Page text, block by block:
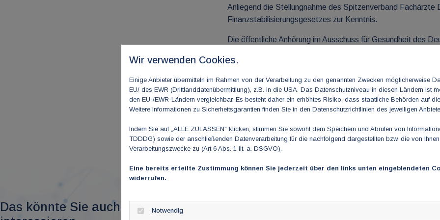
Anliegend die Stellungnahme des Spitzenverband
Finanzstabilisierungsgesetzes zur Kenntnis.
Die öffentliche Anhörung im Ausschuss für Gesundheit des
2022-09-22-spifa-stellungnahme-zum-rege-gkv-finstg-
Das könnte Sie auch
Wir verwenden Cookies.
Einige Anbieter übermitteln im Rahmen von der Verarbeitung zu den genannten Zwecken möglicherweise
EU/ des EWR (Drittlanddatenübermittlung), z.B. in die USA. Das Datenschutzniveau in diesen Ländern ist
den EU-/EWR-Ländern vergleichbar. Es besteht daher ein erhöhtes Risiko, dass staatliche Behörden auf
Weitere Informationen zu Sicherheitsgarantien finden Sie in den Datenschutzrichtlinien des jeweiligen
Indem Sie auf „ALLE ZULASSEN" klicken, stimmen Sie sowohl dem Speichern und Abrufen von
TDDDG) sowie der anschließenden Datenverarbeitung für die nachfolgend dargestellten bzw. die von
Verarbeitungszwecke zu (Art 6 Abs. 1 lit. a. DSGVO).
Eine bereits erteilte Zustimmung können Sie jederzeit über den links unten eingeblendeten
widerrufen.
Notwendig